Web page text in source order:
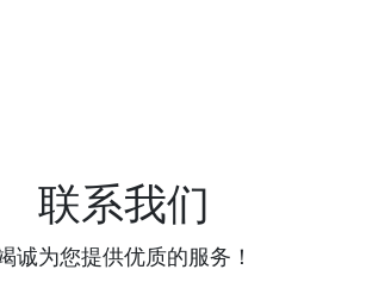
联系我们
诚为您提供优质的服务！